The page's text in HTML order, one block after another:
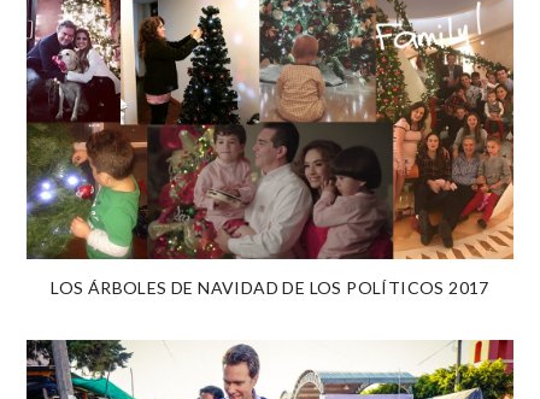
LOS ÁRBOLES DE NAVIDAD DE LOS POLÍTICOS 2017